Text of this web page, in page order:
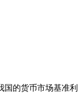
的货币市场基准利